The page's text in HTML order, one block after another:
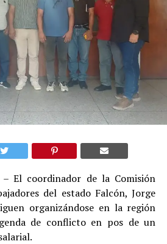
– El coordinador de la Comisión
del estado Falcón, Jorge
organizándose en la región
de conflicto en pos de un